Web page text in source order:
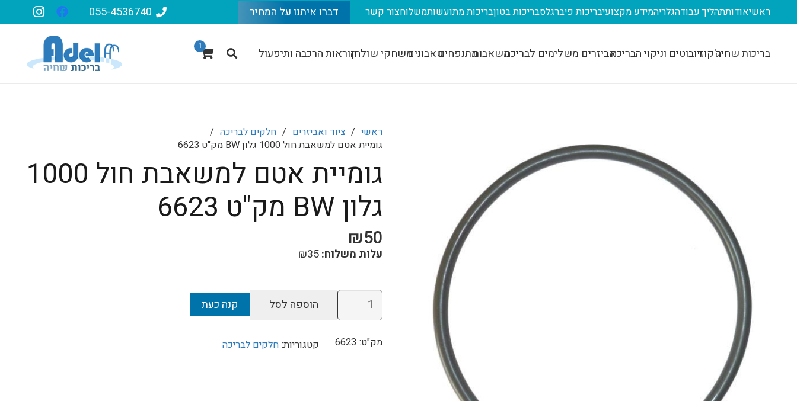
ראשיאודותתהליך עבודהגלריהמידע מקצועיבריכות פיברגלסבריכות בטוןבריכות מתועשותמשלוחצור קשר דברו איתנו על המחיר 055-4536740
בריכות שחיהג'קוזירובוטים וניקוי הבריכהאביזרים משלימים לבריכהמשאבותמתנפחיםטאבוניםמשחקי שולחןהוראות הרכבה ותיפעול 1
ראשי / ציוד ואביזרים / חלקים לבריכה /
גומיית אטם למשאבת חול 1000 גלון BW מק"ט 6623
גומיית אטם למשאבת חול 1000
גלון BW מק"ט 6623
₪50
עלות משלוח: ₪35
כמות
של
אטם
הוספה לסל קנה כעת
מק"ט: 6623 קטגוריות: חלקים לבריכה